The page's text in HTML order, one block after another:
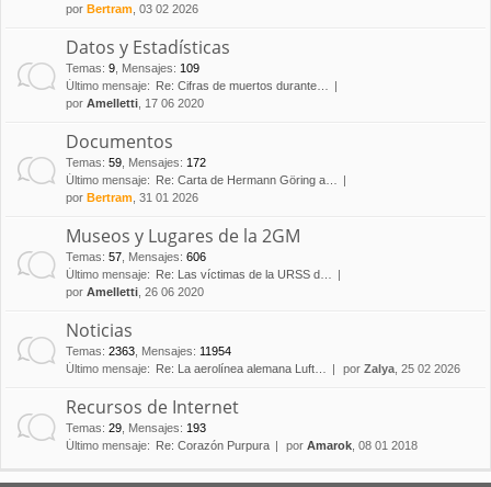
por Bertram , 03 02 2026
Datos y Estadísticas
Temas: 9 Mensajes: 109
Último mensaje:
Re: Cifras de muertos durante…
por Amelletti , 17 06 2020
Documentos
Temas: 59 Mensajes: 172
Último mensaje:
Re: Carta de Hermann Göring a…
por Bertram , 31 01 2026
Museos y Lugares de la 2GM
Temas: 57 Mensajes: 606
Último mensaje:
Re: Las víctimas de la URSS d…
por Amelletti , 26 06 2020
Noticias
Temas: 2363 Mensajes: 11954
Último mensaje:
Re: La aerolínea alemana Luft… por Zalya , 25 02 2026
Recursos de Internet
Temas: 29 Mensajes: 193
Último mensaje:
Re: Corazón Purpura por Amarok , 08 01 2018